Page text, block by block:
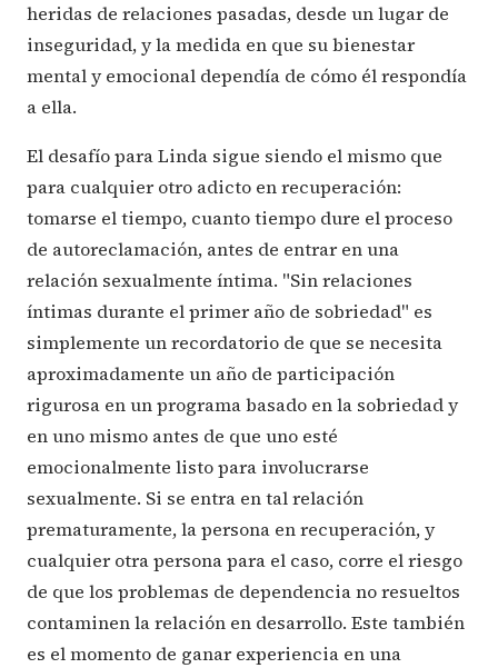
heridas de relaciones pasadas, desde un lugar de
inseguridad, y la medida en que su bienestar
mental y emocional dependía de cómo él respondía
a ella.
El desafío para Linda sigue siendo el mismo que
para cualquier otro adicto en recuperación:
tomarse el tiempo, cuanto tiempo dure el proceso
de autoreclamación, antes de entrar en una
relación sexualmente íntima. "Sin relaciones
íntimas durante el primer año de sobriedad" es
simplemente un recordatorio de que se necesita
aproximadamente un año de participación
rigurosa en un programa basado en la sobriedad y
en uno mismo antes de que uno esté
emocionalmente listo para involucrarse
sexualmente. Si se entra en tal relación
prematuramente, la persona en recuperación, y
cualquier otra persona para el caso, corre el riesgo
de que los problemas de dependencia no resueltos
contaminen la relación en desarrollo. Este también
es el momento de ganar experiencia en una